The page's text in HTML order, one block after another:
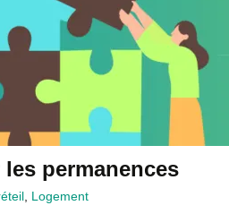
permanences
Logement